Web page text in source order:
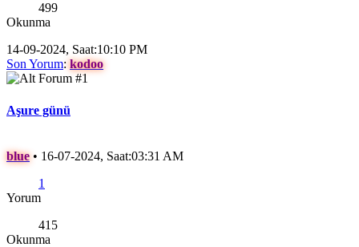
499
Okunma
14-09-2024, Saat:10:10 PM
Son Yorum: kodoo
Aşure günü
blue • 16-07-2024, Saat:03:31 AM
1
Yorum
415
Okunma